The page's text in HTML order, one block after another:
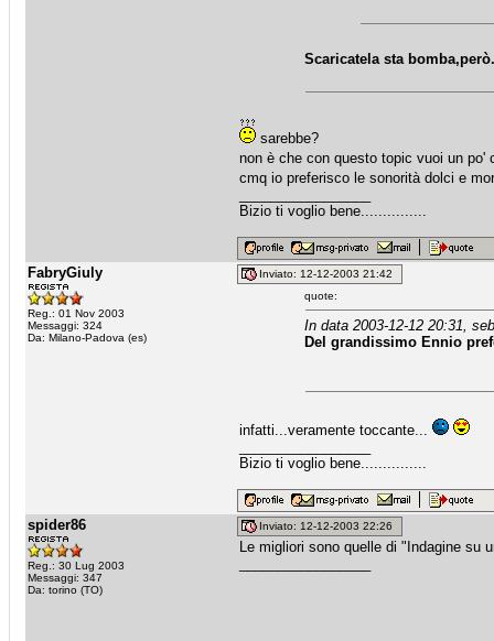
Scaricatela sta
sarebbe?
non è che con questo topic vuoi un
cmq io preferisco le sonorità dolci e
Bizio ti voglio bene...............
FabryGiuly
Reg.: 01 Nov 2003
Messaggi: 324
Da: Milano-Padova (es)
Inviato: 12-12-2003 21:42
quote:
In data 2003-12-12 20:31,
Del grandissimo Ennio
infatti...veramente toccante...
Bizio ti voglio bene...............
spider86
Reg.: 30 Lug 2003
Messaggi: 347
Da: torino (TO)
Inviato: 12-12-2003 22:26
Le migliori sono quelle di "Indagine su